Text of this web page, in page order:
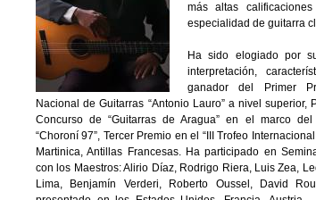
más altas
especialidad de guitarra
Ha sido elogiado por
interpretación,
ganador del Primer
Nacional de Guitarras “Antonio Lauro” a nivel superior,
Concurso de “Guitarras de Aragua” en el marco del
“Choroní 97”, Tercer Premio en el “III Trofeo
Martinica, Antillas Francesas. Ha participado en
con los Maestros: Alirio Díaz, Rodrigo Riera, Luis Zea,
Lima, Benjamín Verderi, Roberto Oussel, David